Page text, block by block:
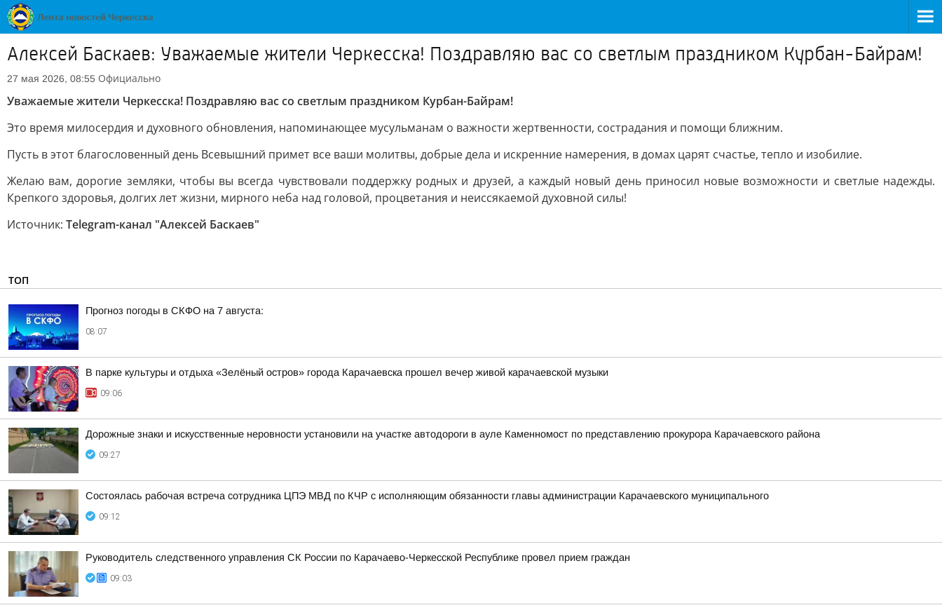
Алексей Баскаев: Уважаемые жители Черкесска! Поздравляю вас со светлым праздником Курбан-Байрам!
27 мая 2026, 08:55 Официально
Уважаемые жители Черкесска! Поздравляю вас со светлым праздником Курбан-Байрам!
Это время милосердия и духовного обновления, напоминающее мусульманам о важности жертвенности, сострадания и помощи ближним.
Пусть в этот благословенный день Всевышний примет все ваши молитвы, добрые дела и искренние намерения, в домах царят счастье, тепло и изобилие.
Желаю вам, дорогие земляки, чтобы вы всегда чувствовали поддержку родных и друзей, а каждый новый день приносил новые возможности и светлые надежды.
Крепкого здоровья, долгих лет жизни, мирного неба над головой, процветания и неиссякаемой духовной силы!
Источник: Telegram-канал "Алексей Баскаев"
ТОП
Прогноз погоды в СКФО на 7 августа:
08:07
В парке культуры и отдыха «Зелёный остров» города Карачаевска прошел вечер живой карачаевской музыки
09:06
Дорожные знаки и искусственные неровности установили на участке автодороги в ауле Каменномост по представлению прокурора Карачаевского района
09:27
Состоялась рабочая встреча сотрудника ЦПЭ МВД по КЧР с исполняющим обязанности главы администрации Карачаевского муниципального
09:12
Руководитель следственного управления СК России по Карачаево-Черкесской Республике провел прием граждан
09:03